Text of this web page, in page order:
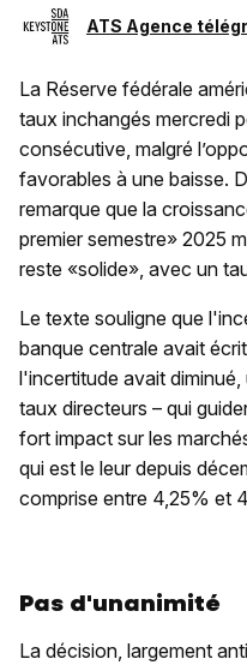
ATS Agence
La Réserve fédérale
taux inchangés mercredi
consécutive, malgré
favorables à une baisse.
remarque que la
premier semestre» 2025
reste «solide», avec un
Le texte souligne que
banque centrale avait
l'incertitude avait
taux directeurs – qui
fort impact sur les
qui est le leur depuis
comprise entre 4,25% et
Pas d'unanimité
La décision, largement